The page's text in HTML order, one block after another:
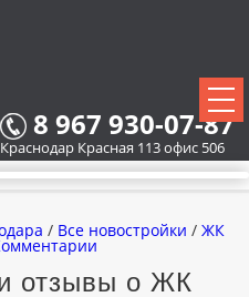
8 967 930-07-87
Краснодар Красная 113 офис 506
/ Все новостройки / ЖК
отзывы о ЖК